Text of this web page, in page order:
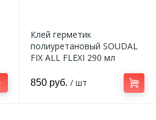
Клей герметик
полиуретановый SOUDAL
FIX ALL FLEXI 290 мл
850 руб. / шт